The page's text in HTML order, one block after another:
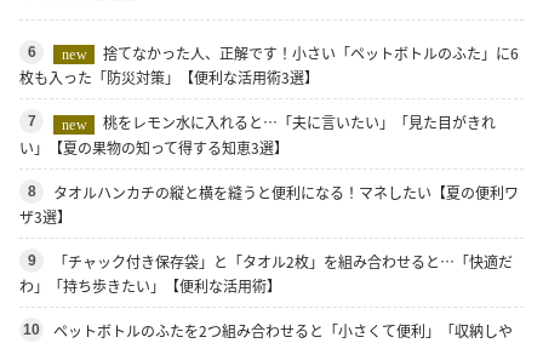
6 new
捨てなかった人、正解です！小さい「ペットボトルのふた」に6
枚も入った「防災対策」【便利な活用術3選】
7 new
桃をレモン水に入れると…「夫に言いたい」「見た目がきれ
い」【夏の果物の知って得する知恵3選】
8
タオルハンカチの縦と横を縫うと便利になる！マネしたい【夏の便利ワ
ザ3選】
9
「チャック付き保存袋」と「タオル2枚」を組み合わせると…「快適だ
わ」「持ち歩きたい」【便利な活用術】
10
ペットボトルのふたを2つ組み合わせると「小さくて便利」「収納しや